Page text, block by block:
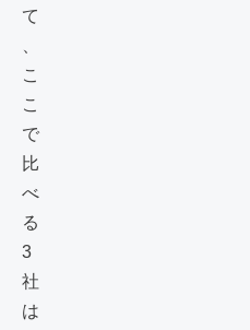
て
、
こ
こ
で
比
べ
る
3
社
は